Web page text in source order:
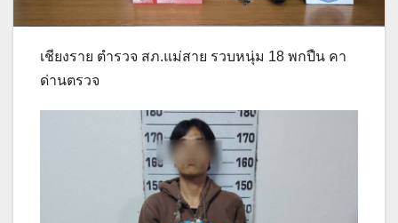
เชียงราย ตำรวจ สภ.แม่สาย รวบหนุ่ม 18 พกปืน คา
ด่านตรวจ